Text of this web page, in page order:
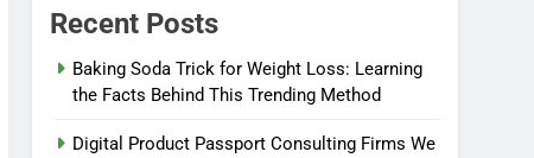
Recent Posts
Baking Soda Trick for Weight Loss: Learning
the Facts Behind This Trending Method
Digital Product Passport Consulting Firms We